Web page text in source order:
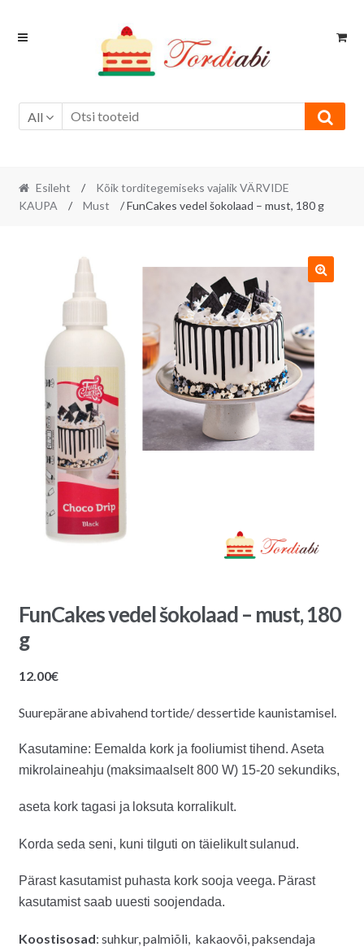
Skip
Skip
All
Esileht /
Kõik torditegemiseks vajalik VÄRVIDE
KAUPA
/ Must / FunCakes vedel šokolaad – must, 180 g
FunCakes vedel šokolaad – must, 180
g
12.00€
Suurepärane abivahend tortide/ dessertide kaunistamisel.
Kasutamine: Eemalda kork ja fooliumist tihend. Aseta
mikrolaineahju (maksimaalselt 800 W) 15-20 sekundiks,
aseta kork tagasi ja loksuta korralikult.
Korda seda seni, kuni tilguti on täielikultsulanud.
Pärast kasutamist puhasta kork sooja veega. Pärast
kasutamist saab uuesti soojendada.
Koostisosad: suhkur, palmiõli, kakaovõi, paksendaja